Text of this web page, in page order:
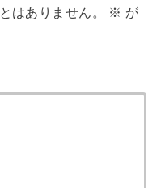
はありません。 ※ が